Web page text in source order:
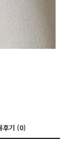
후기 (0)